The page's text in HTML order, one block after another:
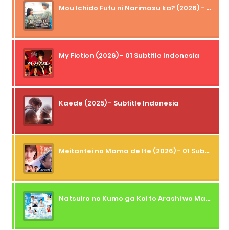
Mou Ichido Fufu ni Narimasu ka? (2026) - 01 Subtitle Indonesia
My Fiction (2026) - 01 Subtitle Indonesia
Kaede (2025) - Subtitle Indonesia
Meitantei no Mama de Ite (2026) - 01 Subtitle Indonesia
Natsuiro no Kumo ga Koi to Arashi wo Makiokosu (2026) - 01 Subtitle Indonesia